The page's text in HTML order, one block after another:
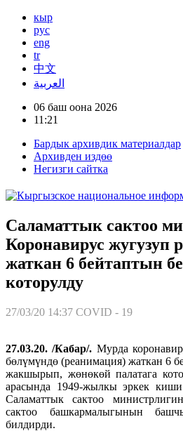
кыр
рус
eng
tr
中文
العربية
06 баш оона 2026
11:21
Бардык архивдик материалдар
Архивден издөө
Негизги сайтка
Саламаттык сактоо
Коронавирус жугузуп
жаткан 6 бейтаптын
которулду
27/03/20 14:37 COVID - 19
27.03.20. /Кабар/. Мурда
бөлүмүндө (реанимация) жаткан 6
жакшырып, жөнөкөй палатага
арасында 1949-жылкы эркек
Саламаттык сактоо
сактоо башкармалыгынын
билдирди.